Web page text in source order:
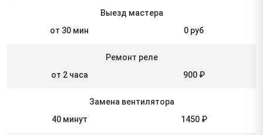
Выезд мастера
от 30 мин
0 руб
Ремонт реле
от 2 часа
900 ₽
Замена вентилятора
40 минут
1450 ₽